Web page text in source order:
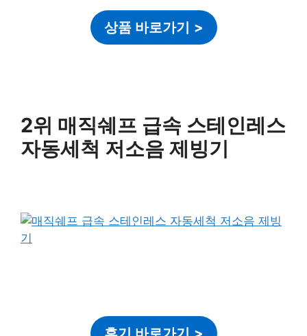
상품 바로가기 >
2위 매직쉐프 급속 스테인레스
자동세척 저소음 제빙기